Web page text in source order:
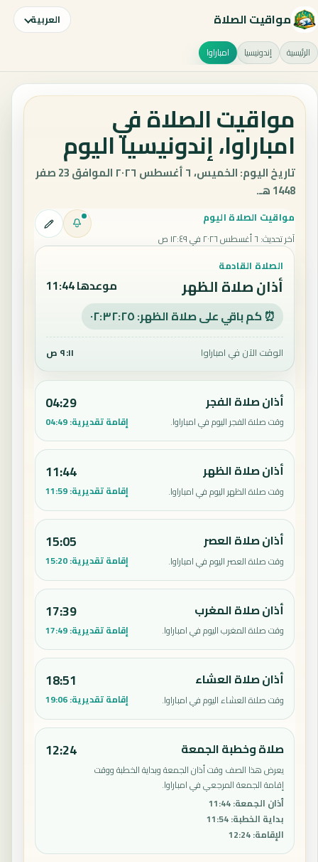
مواقيت الصلاة العربية
الرئيسية إندونيسيا امباراوا
مواقيت الصلاة في
امباراوا، إندونيسيا اليوم
تاريخ اليوم: الخميس، ٦ أغسطس ٢٠٢٦ الموافق 23 صفر
1448 هـ.
مواقيت الصلاة اليوم
آخر تحديث: ٦ أغسطس ٢٠٢٦ في ١٢:٤٩ ص
الصلاة القادمة
أذان صلاة الظهر موعدها 11:44
⏰ كم باقي على صلاة الظهر: ٠٢:٣٢:٢٤
الوقت الآن في امباراوا ٩:١١ ص
أذان صلاة الفجر
وقت صلاة الفجر اليوم في امباراوا.
04:29
إقامة تقديرية:04:49
أذان صلاة الظهر
وقت صلاة الظهر اليوم في امباراوا.
11:44
إقامة تقديرية:11:59
أذان صلاة العصر
وقت صلاة العصر اليوم في امباراوا.
15:05
إقامة تقديرية:15:20
أذان صلاة المغرب
وقت صلاة المغرب اليوم في امباراوا.
17:39
إقامة تقديرية:17:49
أذان صلاة العشاء
وقت صلاة العشاء اليوم في امباراوا.
18:51
إقامة تقديرية:19:06
صلاة وخطبة الجمعة
يعرض هذا الصف وقت أذان الجمعة وبداية الخطبة ووقت
إقامة الجمعة المرجعي في امباراوا.
أذان الجمعة:
11:44
بداية الخطبة:
11:54
الإقامة:
12:24
12:24